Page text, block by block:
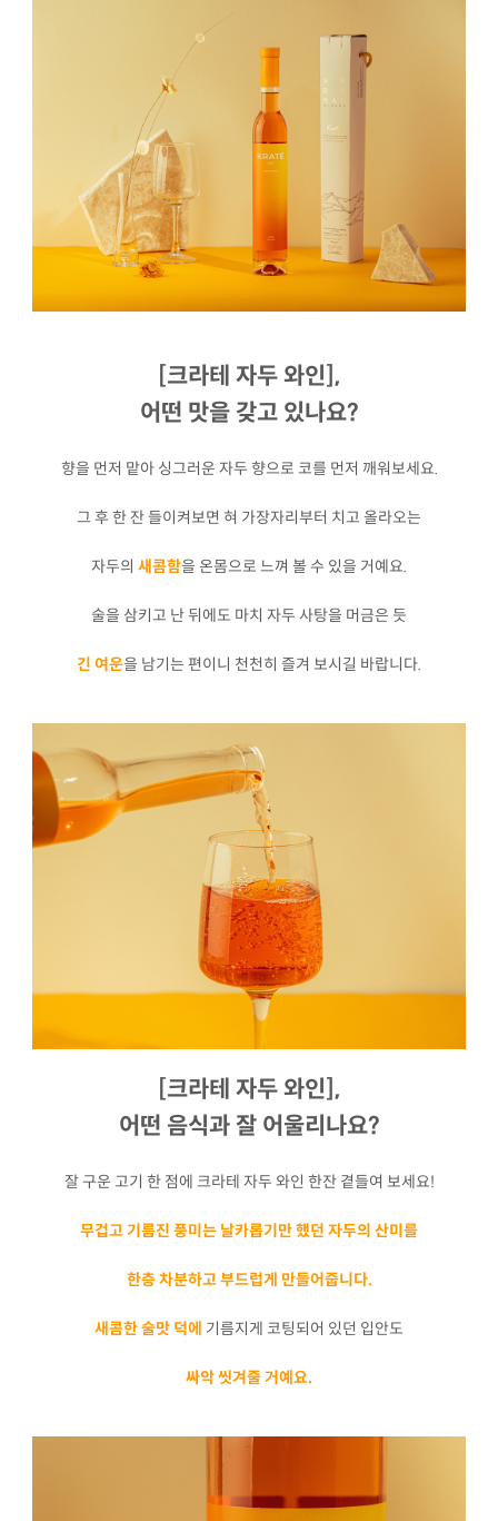
[크라테 자두 와인],
어떤 맛을 갖고 있나요?
향을 먼저 맡아 싱그러운 자두 향으로 코를 먼저 깨워보세요.
그 후 한 잔 들이켜보면 혀 가장자리부터 치고 올라오는
자두의 새콤함을 온몸으로 느껴 볼 수 있을 거예요.
술을 삼키고 난 뒤에도 마치 자두 사탕을 머금은 듯
긴 여운을 남기는 편이니 천천히 즐겨 보시길 바랍니다.
[크라테 자두 와인],
어떤 음식과 잘 어울리나요?
잘 구운 고기 한 점에 크라테 자두 와인 한잔 곁들여 보세요!
무겁고 기름진 풍미는 날카롭기만 했던 자두의 산미를
한층 차분하고 부드럽게 만들어줍니다.
새콤한 술맛 덕에 기름지게 코팅되어 있던 입안도
싸악 씻겨줄 거예요.